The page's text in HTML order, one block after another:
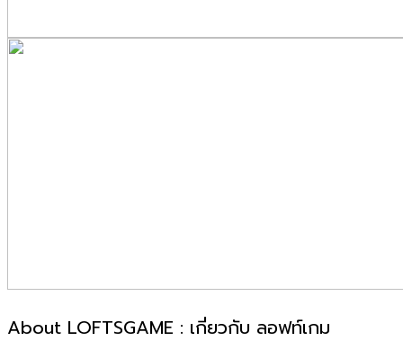
About LOFTSGAME : เกี่ยวกับ ลอฟท์เกม